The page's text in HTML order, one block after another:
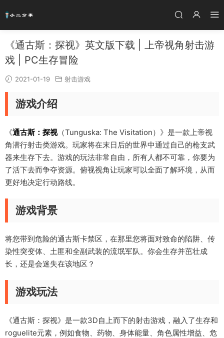
《通古斯：探视》英文版下载 | 上帝视角射击游
戏 | PC生存冒险
2021-01-19 射击游戏
游戏介绍
《通古斯：探视（Tunguska: The Visitation）》是一款上帝视
角潜行射击类游戏。玩家将在末日后的世界中通过自己的枪支武
器来生存下去。游戏的玩法非常自由，所有人都不可靠，你要为
了活下去而争夺资源。俯视视角让玩家可以全面了解环境，从而
更好地决定行动路线。
游戏背景
将您带到危险的通古斯卡禁区，在那里您将面对致命的陷阱、传
染性突变体、土匪和全副武装的流氓军队。你会生存并茁壮成
长，还是会迷失在该地区？
游戏玩法
《通古斯：探视》是一款3D自上而下的射击游戏，融入了生存和
roguelite元素，例如食物、药物、身体能量、角色属性增益、危